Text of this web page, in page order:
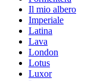
Il mio albero
Imperiale
Latina
Lava
London
Lotus
Luxor